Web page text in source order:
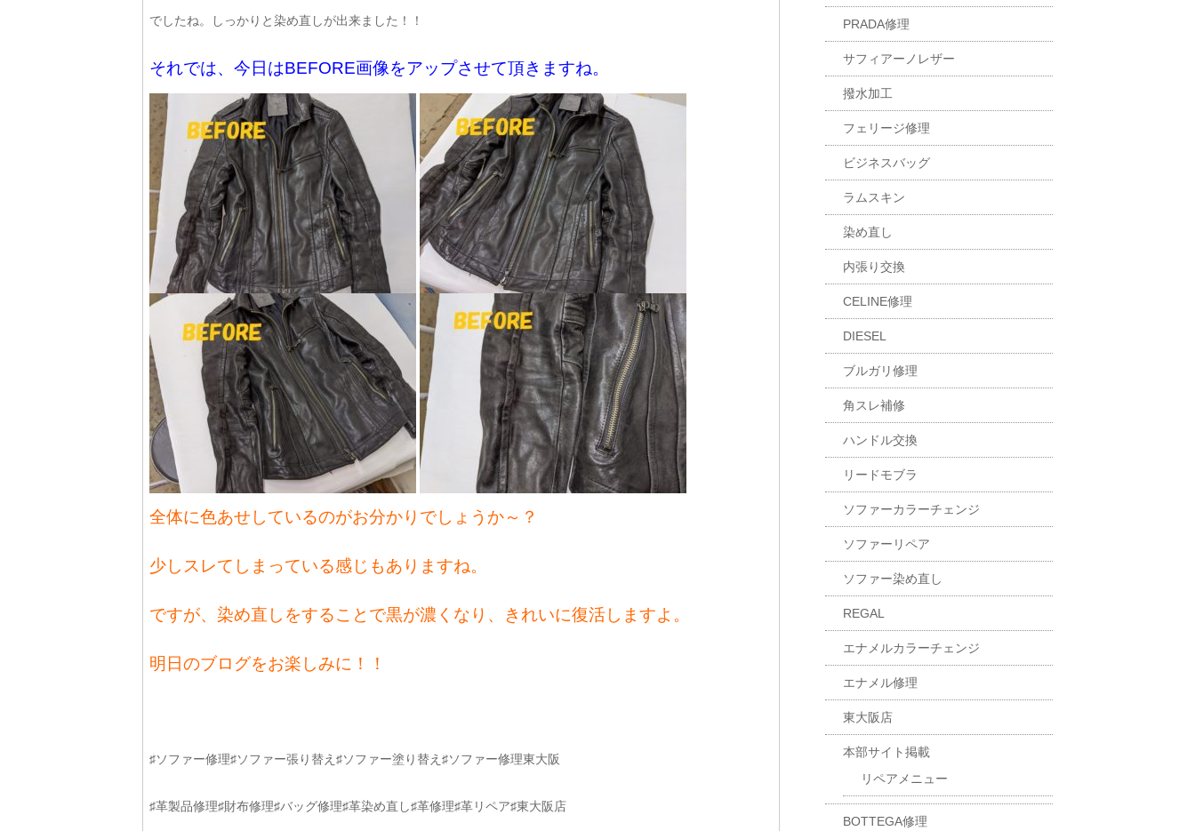
でしたね。しっかりと染め直しが出来ました！！
それでは、今日はBEFORE画像をアップさせて頂きますね。
全体に色あせしているのがお分かりでしょうか～？
少しスレてしまっている感じもありますね。
ですが、染め直しをすることで黒が濃くなり、きれいに復活しますよ。
明日のブログをお楽しみに！！
♯ソファー修理♯ソファー張り替え♯ソファー塗り替え♯ソファー修理東大阪
♯革製品修理♯財布修理♯バッグ修理♯革染め直し♯革修理♯革リペア♯東大阪店
PRADA修理
サフィアーノレザー
撥水加工
フェリージ修理
ビジネスバッグ
ラムスキン
染め直し
内張り交換
CELINE修理
DIESEL
ブルガリ修理
角スレ補修
ハンドル交換
リードモブラ
ソファーカラーチェンジ
ソファーリペア
ソファー染め直し
REGAL
エナメルカラーチェンジ
エナメル修理
東大阪店
本部サイト掲載
リペアメニュー
BOTTEGA修理